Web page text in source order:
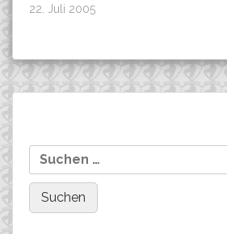
22. Juli 2005